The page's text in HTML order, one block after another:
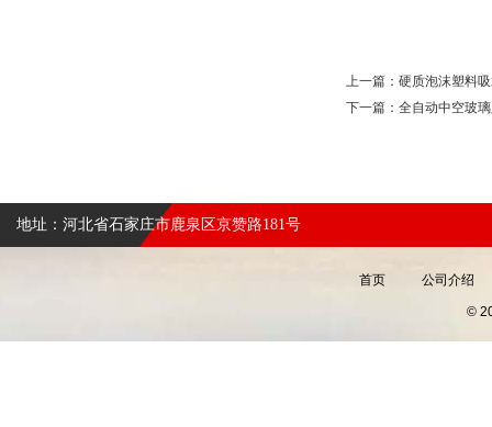
上一篇： 硬质泡沫塑料
下一篇： 全自动中空玻
地址：河北省石家庄市鹿泉区京赞路181号
首页 公司介绍
©